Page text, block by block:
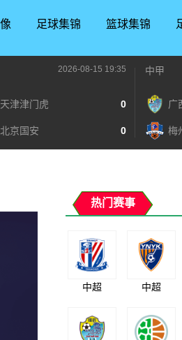
足球集锦 篮球集锦
2026-08-15 19:35
天津津门虎 0
北京国安 0
中甲
广
梅
热门赛事
中超 中超